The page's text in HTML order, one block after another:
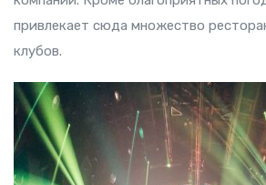
привлекает сюда множество
клубов.